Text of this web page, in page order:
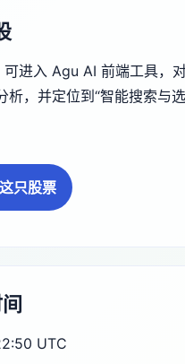
可进入 Agu AI 前端工具，
析，并定位到“智能搜索与
只股票
UTC